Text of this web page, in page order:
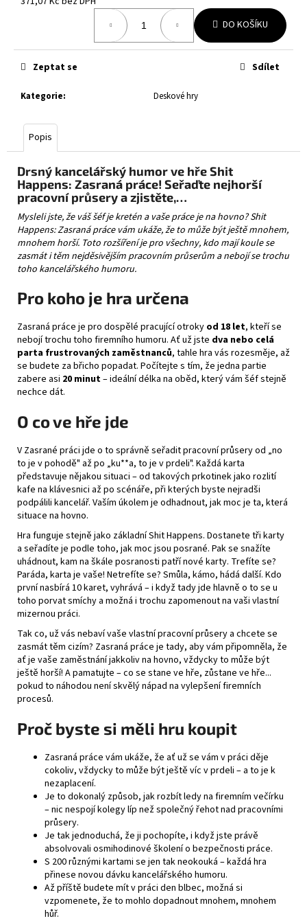
DO KOŠÍKU
Kategorie: Deskové hry
Zeptat se Sdílet
Popis
Drsný kancelářský humor ve hře Shit
Happens: Zasraná práce! Seřaďte nejhorší
pracovní průsery a zjistěte,…
Mysleli jste, že váš šéf je kretén a vaše práce je na hovno? Shit
Happens: Zasraná práce vám ukáže, že to může být ještě mnohem,
mnohem horší. Toto rozšíření je pro všechny, kdo mají koule se
zasmát i těm nejděsivějším pracovním průserům a nebojí se trochu
toho kancelářského humoru.
Pro koho je hra určena
Zasraná práce je pro dospělé pracující otroky od 18 let, kteří se
nebojí trochu toho firemního humoru. Ať už jste dva nebo celá
parta frustrovaných zaměstnanců, tahle hra vás rozesměje, až
se budete za břicho popadat. Počítejte s tím, že jedna partie
zabere asi 20 minut– ideální délka na oběd, který vám šéf stejně
nechce dát.
O co ve hře jde
V Zasrané práci jde o to správně seřadit pracovní průsery od „no
to je v pohodě" až po „ku**a, to je v prdeli". Každá karta
představuje nějakou situaci – od takových prkotinek jako rozlití
kafe na klávesnici až po scénáře, při kterých byste nejradši
podpálili kancelář. Vaším úkolem je odhadnout, jak moc je ta, která
situace na hovno.
Hra funguje stejně jako základní Shit Happens. Dostanete tři karty
a seřadíte je podle toho, jak moc jsou posrané. Pak se snažíte
uhádnout, kam na škále posranosti patří nové karty. Trefíte se?
Paráda, karta je vaše! Netrefíte se? Smůla, kámo, hádá další. Kdo
první nasbírá 10 karet, vyhrává – i když tady jde hlavně o to se u
toho porvat smíchy a možná i trochu zapomenout na vaši vlastní
mizernou práci.
Tak co, už vás nebaví vaše vlastní pracovní průsery a chcete se
zasmát těm cizím? Zasraná práce je tady, aby vám připomněla, že
ať je vaše zaměstnání jakkoliv na hovno, vždycky to může být
ještě horší! A pamatujte – co se stane ve hře, zůstane ve hře...
pokud to náhodou není skvělý nápad na vylepšení firemních
procesů.
Proč byste si měli hru koupit
Zasraná práce vám ukáže, že ať už se vám v práci děje
cokoliv, vždycky to může být ještě víc v prdeli – a to je k
nezaplacení.
Je to dokonalý způsob, jak rozbít ledy na firemním večírku
– nic nespojí kolegy líp než společný řehot nad pracovními
průsery.
Je tak jednoduchá, že ji pochopíte, i když jste právě
absolvovali osmihodinové školení o bezpečnosti práce.
S 200 různými kartami se jen tak neokouká – každá hra
přinese novou dávku kancelářského humoru.
Až příště budete mít v práci den blbec, možná si
vzpomenete, že to mohlo dopadnout mnohem, mnohem
hůř.
e
m
TCG:
PITCH
BLACK
BOOSTER
139
Kč